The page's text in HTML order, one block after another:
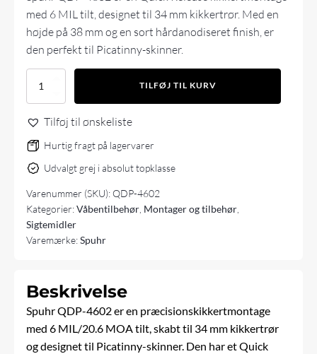
med 6 MIL tilt, designet til 34 mm kikkertrør. Med en
højde på 38 mm og en sort hårdanodiseret finish, er
den perfekt til Picatinny-skinner.
Spuhr
4602
Ø34
6MIL
QDP
antal
TILFØJ TIL KURV
Tilføj til ønskeliste
Hurtig fragt på lagervarer
Udvalgt grej i absolut topklasse
Varenummer (SKU): QDP-4602
Kategorier:Våbentilbehør Montager og tilbehør
Sigtemidler
Varemærke:Spuhr
Beskrivelse
Spuhr QDP-4602 er en præcisionskikkertmontage
med 6 MIL/20.6 MOA tilt, skabt til 34 mm kikkertrør
og designet til Picatinny-skinner. Den har et Quick